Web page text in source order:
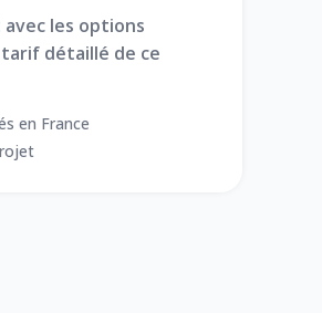
les options
détaillé de ce
en France